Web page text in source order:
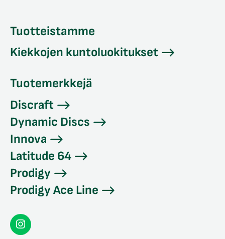
Tuotteistamme
Kiekkojen kuntoluokitukset
Tuotemerkkejä
Discraft
Dynamic Discs
Innova
Latitude 64
Prodigy
Prodigy Ace Line
Seconddisc